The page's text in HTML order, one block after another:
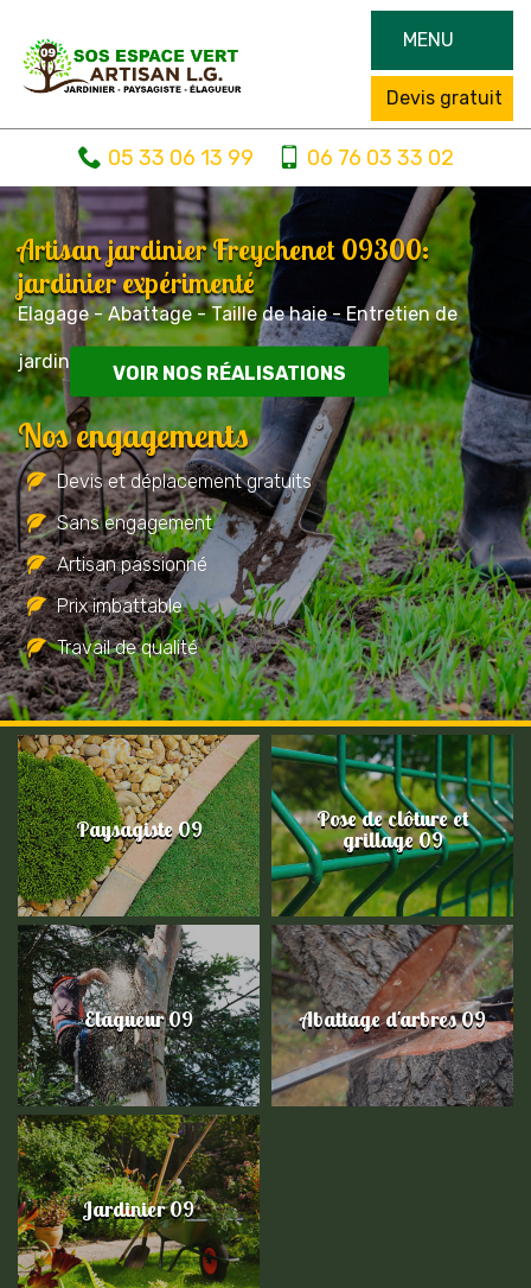
MENU
Devis gratuit
05 33 06 13 99 06 76 03 33 02
Artisan jardinier Freychenet 09300:
jardinier expérimenté
Elagage - Abattage - Taille de haie - Entretien de
jardin
VOIR NOS RÉALISATIONS
Nos engagements
Devis et déplacement gratuits
Sans engagement
Artisan passionné
Prix imbattable
Travail de qualité
Paysagiste 09 Pose de clôture et
grillage 09
Elagueur 09 Abattage d'arbres 09
Jardinier 09